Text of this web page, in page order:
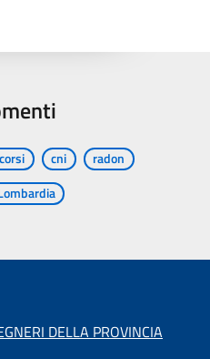
cni
radon
DELLA PROVINCIA